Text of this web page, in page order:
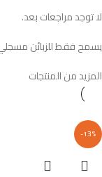
لا توجد مراجعات بعد.
يسمح فقط للزبائن مسجلي
المزيد من المنتجات
-13%